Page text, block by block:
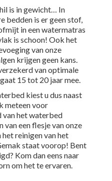
is in gewicht… In
bedden is er geen stof,
in een watermatras
is schoon! Ook het
van onze
krijgen geen kans.
van optimale
15 tot 20 jaar mee.
kiest u dus naast
meteen voor
van het waterbed
een flesje van onze
reinigen van het
staat voorop! Bent
Kom dan eens naar
om het te ervaren.